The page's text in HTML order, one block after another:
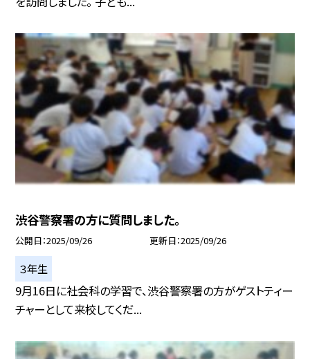
渋谷警察署の方に質問しました。
公開日 2025/09/26 更新日 2025/09/26
３年生
9月16日に社会科の学習で、渋谷警察署の方がゲストティー
チャーとして来校してくだ...